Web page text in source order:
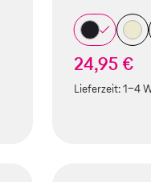
24,95 €
Lieferzeit:1-4